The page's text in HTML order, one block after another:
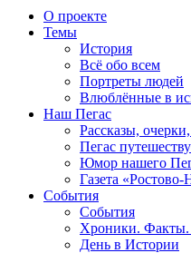
О проекте
Темы
История
Всё обо всем
Портреты людей
Влюблённые в
Наш Пегас
Рассказы,
Пегас
Юмор нашего
Газета
События
События
Хроники.
День в Истории